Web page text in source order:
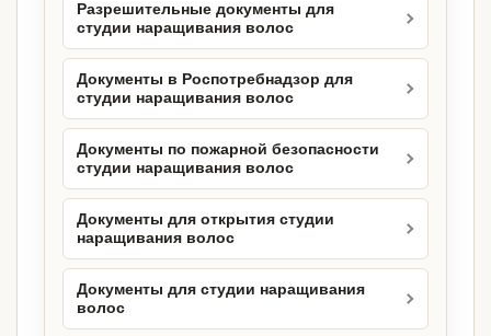
Разрешительные документы для
студии наращивания волос
Документы в Роспотребнадзор для
студии наращивания волос
Документы по пожарной безопасности
студии наращивания волос
Документы для открытия студии
наращивания волос
Документы для студии наращивания
волос